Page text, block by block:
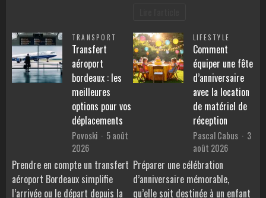
TRANSPORT
Transfert
aéroport
bordeaux : les
meilleures
options pour vos
déplacements
Povoski
5 août
2026
Prendre en compte un transfert
aéroport Bordeaux simplifie
l’arrivée ou le départ depuis la
LIFESTYLE
Comment
équiper une fête
d’anniversaire
avec la location
de matériel de
réception
Pascal Cabus
3
août 2026
Préparer une célébration
d’anniversaire mémorable,
qu’elle soit destinée à un enfant